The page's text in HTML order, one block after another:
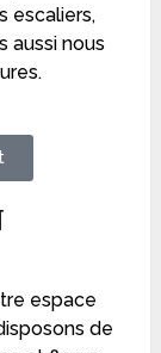
escaliers,
aussi nous
espace
de